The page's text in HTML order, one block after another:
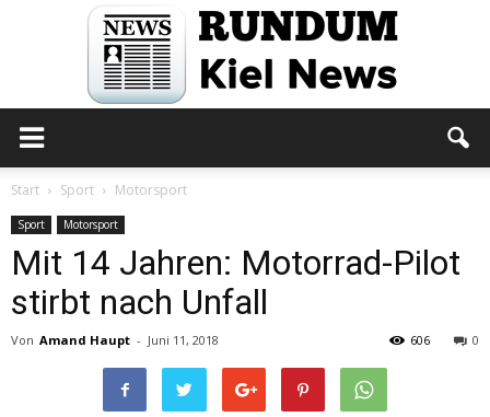
Kiel
Start Sport Motorsport
Sport Motorsport
Mit 14 Jahren: Motorrad-Pilot
stirbt nach Unfall
Von Amand Haupt - Juni 11, 2018 0
606